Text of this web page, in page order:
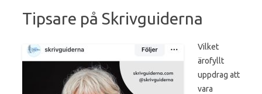
Tipsare på Skrivguiderna
Vilket
ärofyllt
uppdrag att
vara